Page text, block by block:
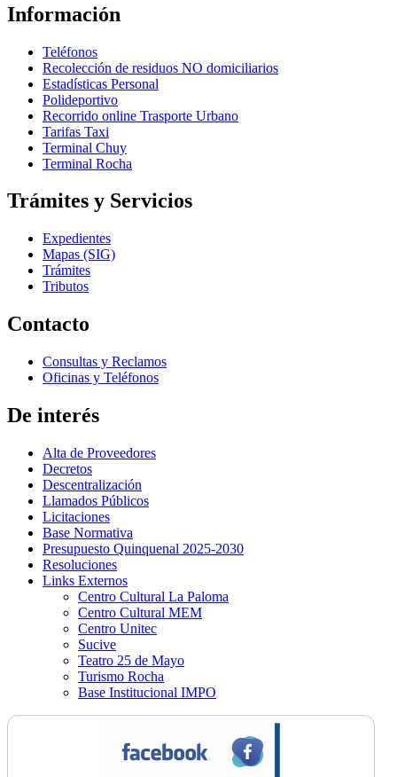
Información
Teléfonos
Recolección de residuos NO domiciliarios
Estadísticas Personal
Polideportivo
Recorrido online Trasporte Urbano
Tarifas Taxi
Terminal Chuy
Terminal Rocha
Trámites y Servicios
Expedientes
Mapas (SIG)
Trámites
Tributos
Contacto
Consultas y Reclamos
Oficinas y Teléfonos
De interés
Alta de Proveedores
Decretos
Descentralización
Llamados Públicos
Licitaciones
Base Normativa
Presupuesto Quinquenal 2025-2030
Resoluciones
Links Externos
Centro Cultural La Paloma
Centro Cultural MEM
Centro Unitec
Sucive
Teatro 25 de Mayo
Turismo Rocha
Base Institucional IMPO